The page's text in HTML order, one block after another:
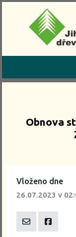
Obnova
Vloženo dne
26.07.2023 v